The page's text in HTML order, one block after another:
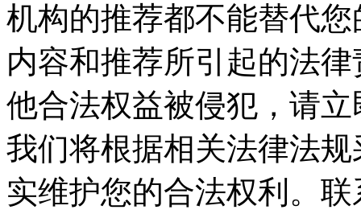
机构的推荐都不能替代
内容和推荐所引起的法
他合法权益被侵犯，请
我们将根据相关法律法
实维护您的合法权利。